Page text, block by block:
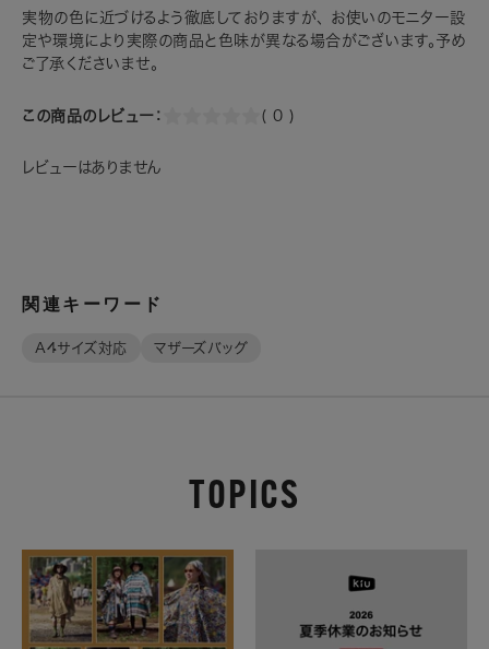
実物の色に近づけるよう徹底しておりますが、 お使いのモニター設
定や環境により実際の商品と色味が異なる場合がございます。予め
ご了承くださいませ。
この商品のレビュー： ( 0 )
レビューはありません
関連キーワード
A4サイズ対応 マザーズバッグ
TOPICS